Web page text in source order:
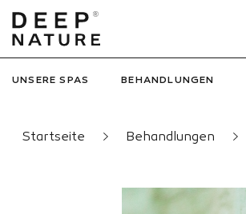
UNSERE SPAS BEHANDLUNGEN
Startseite Behandlungen